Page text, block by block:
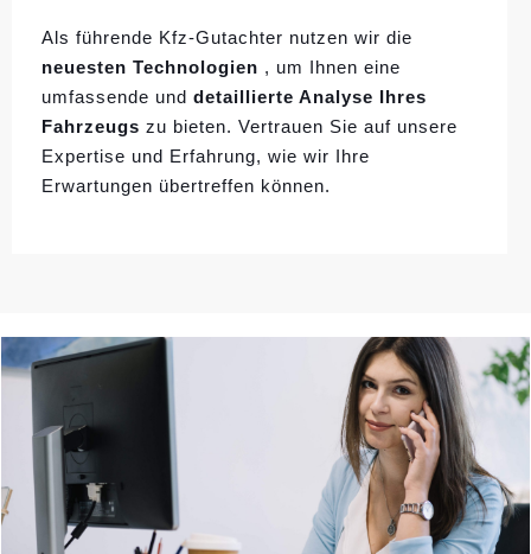
Als führende Kfz-Gutachter nutzen wir die
neuesten Technologien , um Ihnen eine
umfassende und detaillierte Analyse Ihres
Fahrzeugs zu bieten. Vertrauen Sie auf unsere
Expertise und Erfahrung, wie wir Ihre
Erwartungen übertreffen können.